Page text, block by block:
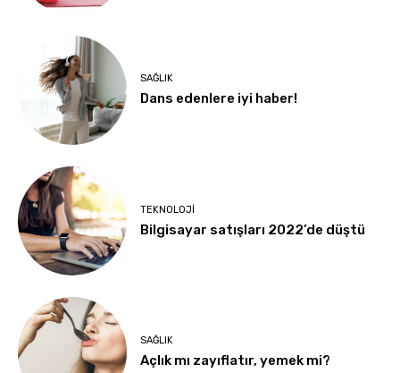
SAĞLIK
Dans edenlere iyi haber!
TEKNOLOJI
Bilgisayar satışları 2022’de düştü
SAĞLIK
Açlık mı zayıflatır, yemek mi?